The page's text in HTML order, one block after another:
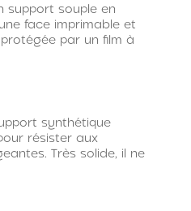
support souple en
face imprimable et
par un film à
synthétique
résister aux
Très solide, il ne